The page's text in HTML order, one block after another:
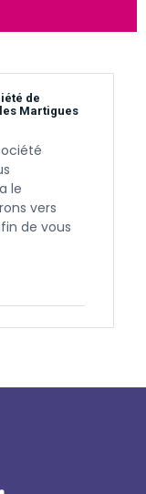
de
Martigues
le
vers
de vous